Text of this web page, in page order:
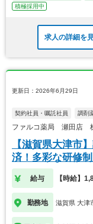
積極採用中
求人の詳細を
更新日：2026年6月29日
契約社員・嘱託社員 調剤
ファルコ薬局 瀬田店
【滋賀県大津市
済！多彩な研修
ます
給与 【時給】
勤務地 滋賀県 大津